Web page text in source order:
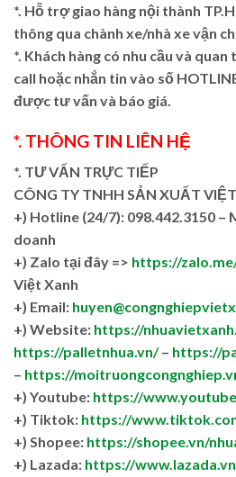
*. Hỗ trợ giao hàng nội thành
thông qua chành xe/nhà xe vận
*. Khách hàng có nhu cầu và
call hoặc nhắn tin vào số
được tư vấn và báo giá.
*. THÔNG TIN LIÊN HỆ
*. TƯ VẤN TRỰC TIẾP
CÔNG TY TNHH SẢN XUẤT
+) Hotline (24/7): 098.442.3150 –
doanh
+) Zalo tại đây => https://
Việt Xanh
+) Email:
+) Website: https://
https://palletnhua.vn/– https://
– https://
+) Youtube: https://
+) Tiktok: https://
+) Shopee: https://shopee.vn/
+) Lazada: https://